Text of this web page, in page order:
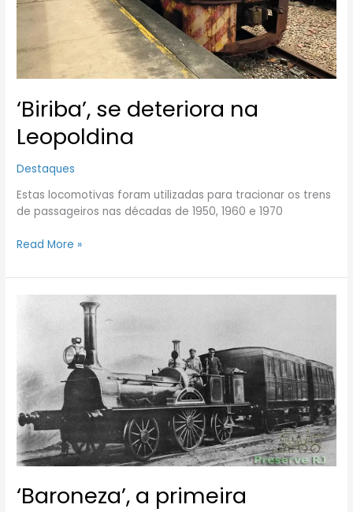
‘Biriba’, se deteriora na
Leopoldina
Destaques
Estas locomotivas foram utilizadas para tracionar os trens
de passageiros nas décadas de 1950, 1960 e 1970
Read More »
‘Baroneza’, a primeira
locomotiva
do
Brasil